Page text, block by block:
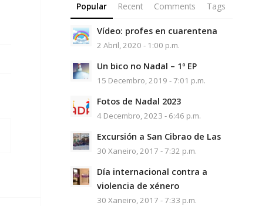
Popular Recent Comments Tags
Vídeo: profes en cuarentena
2 Abril, 2020 - 1:00 p.m.
Un bico no Nadal – 1º EP
15 Decembro, 2019 - 7:01 p.m.
Fotos de Nadal 2023
4 Decembro, 2023 - 6:46 p.m.
Excursión a San Cibrao de Las
30 Xaneiro, 2017 - 7:32 p.m.
Día internacional contra a
violencia de xénero
30 Xaneiro, 2017 - 7:33 p.m.